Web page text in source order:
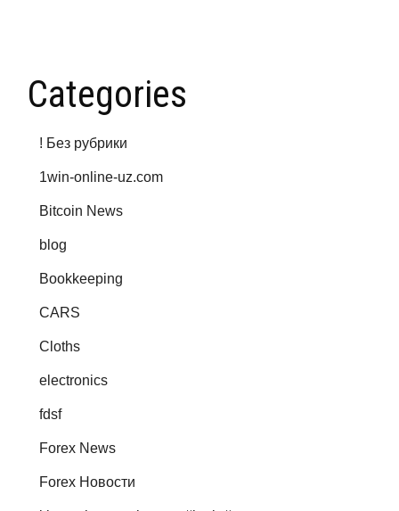
Categories
! Без рубрики
1win-online-uz.com
Bitcoin News
blog
Bookkeeping
CARS
Cloths
electronics
fdsf
Forex News
Forex Новости